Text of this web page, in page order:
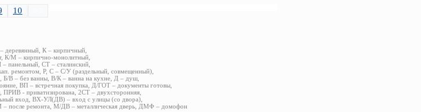
10
деревянный, К – кирпичный,
К/М – кирпично-монолитный,
панельный, СТ – сталинский,
ремонтом, Р, С – С/У (раздельный, совмещенный),
Б/В – без ванны, В/К – ванна на кухне, Д – душ,
ВП – встречная покупка, Д/ГОТ – документы готовы,
- приватизирована, 2СТ – двухсторонняя,
вход, ВХ-УЛ(ДВ) – вход с улицы (со двора),
после ремонта, М/ДВ – металлическая дверь, ДМФ – домофон